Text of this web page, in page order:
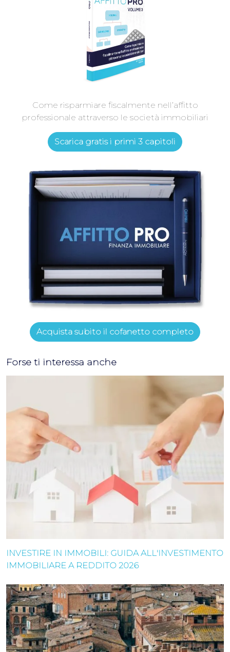
Come risparmiare fiscalmente nell’affitto
professionale attraverso le società immobiliari
Scarica gratis i primi 3 capitoli
Acquista subito il cofanetto completo
Forse ti interessa anche
INVESTIRE IN IMMOBILI: GUIDA ALL'INVESTIMENTO
IMMOBILIARE A REDDITO 2026